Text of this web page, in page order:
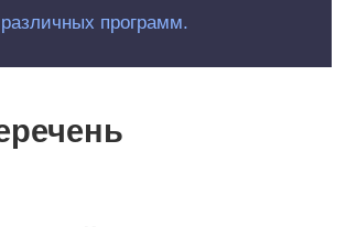
программ.